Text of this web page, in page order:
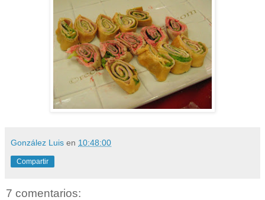
González Luis en 10:48:00
Compartir
7 comentarios: